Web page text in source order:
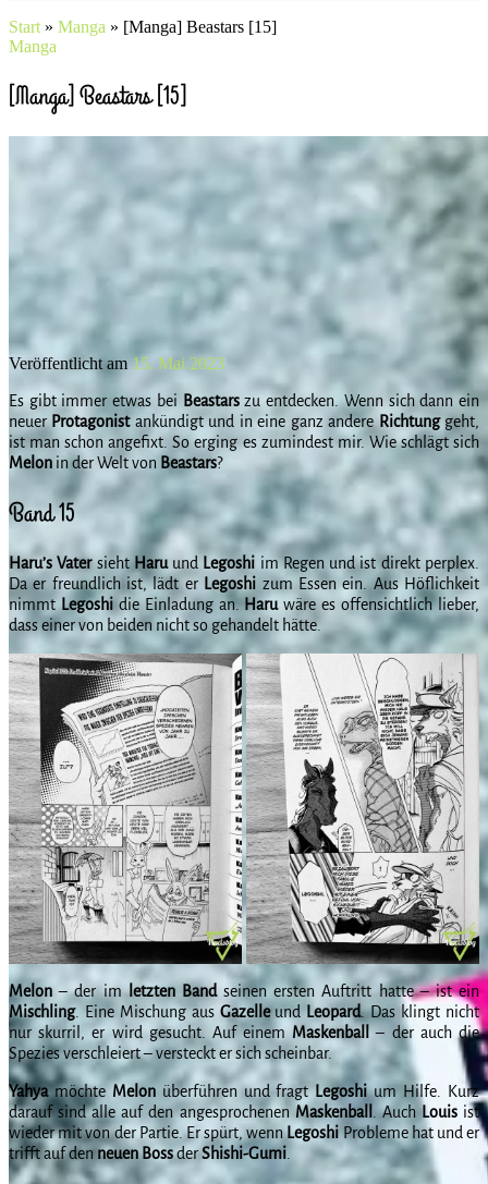
Start » Manga » [Manga] Beastars [15]
Manga
[Manga] Beastars [15]
Veröffentlicht am15. Mai 2023
Es gibt immer etwas bei Beastarszu entdecken. Wenn sich dann ein
neuer Protagonistankündigt und in eine ganz andere Richtunggeht,
ist man schon angefixt. So erging es zumindest mir. Wie schlägt sich
Melon in der Welt von Beastars?
Band 15
Haru’s Vatersieht Haruund Legoshi im Regen und ist direkt perplex.
Da er freundlich ist, lädt er Legoshi zum Essen ein. Aus Höflichkeit
nimmt Legoshidie Einladung an. Haruwäre es offensichtlich lieber,
dass einer von beiden nicht so gehandelt hätte.
Melon – der imletzten Bandseinen ersten Auftritt hatte – ist ein
Mischling. Eine Mischung aus GazelleundLeopard. Das klingt nicht
nur skurril, er wird gesucht. Auf einem Maskenball– der auch die
Spezies verschleiert – versteckt er sich scheinbar.
Yahyamöchte Melonüberführen und fragtLegoshium Hilfe. Kurz
darauf sind alle auf den angesprochenen Maskenball . Auch Louisist
wieder mit von der Partie. Er spürt, wennLegoshiProbleme hat und er
trifft auf den neuen BossderShishi-Gumi